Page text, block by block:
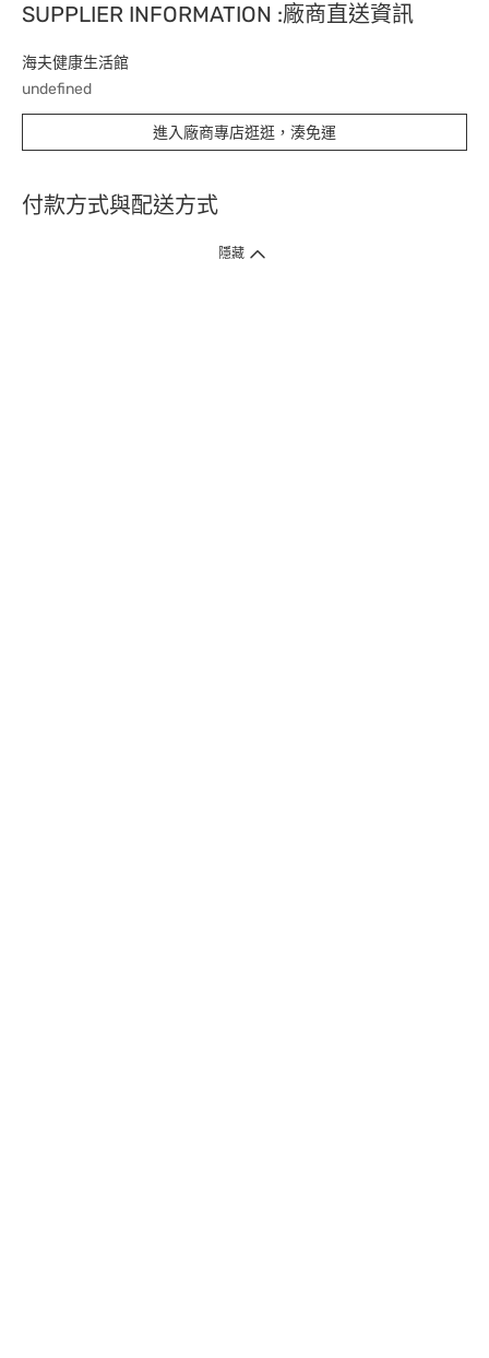
SUPPLIER INFORMATION :廠商直送資訊
海夫健康生活館
undefined
進入廠商專店逛逛，湊免運
付款方式與配送方式
隱藏